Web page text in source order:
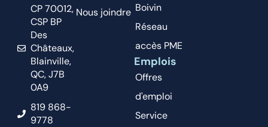
CP 70012,
CSP BP
Des
Châteaux,
Blainville,
QC, J7B
0A9
819 868-
9778
Nous joindre Boivin
Réseau
accès PME
Emplois
Offres
d'emploi
Service